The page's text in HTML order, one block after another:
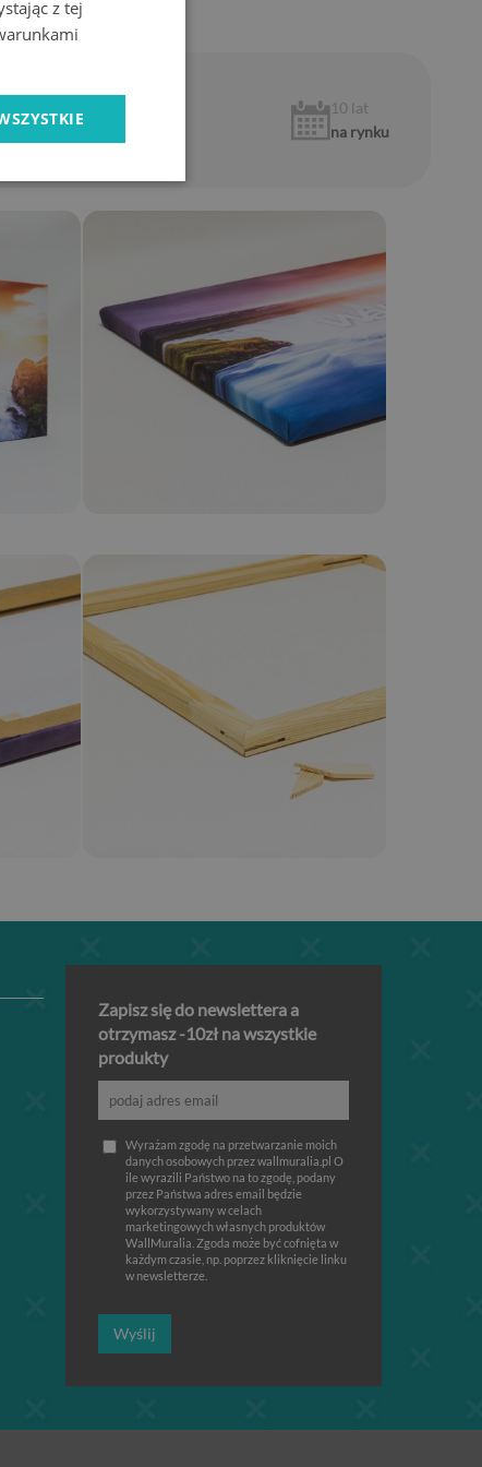
10 lat
na rynku
Zapisz się do newslettera a
otrzymasz -10zł na wszystkie
produkty
Wyrażam zgodę na przetwarzanie moich
danych osobowych przez wallmuralia.pl O
ile wyrazili Państwo na to zgodę, podany
przez Państwa adres email będzie
wykorzystywany w celach
marketingowych własnych produktów
WallMuralia. Zgoda może być cofnięta w
każdym czasie, np. poprzez kliknięcie linku
w newsletterze.
Wyślij
z tej